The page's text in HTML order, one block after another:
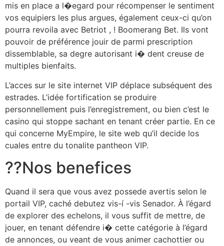
mis en place a l�egard pour récompenser le sentiment
vos equipiers les plus argues, également ceux-ci qu’on
pourra revoila avec Betriot , ! Boomerang Bet. Ils vont
pouvoir de préférence jouir de parmi prescription
dissemblable, sa degre autorisant i� dent creuse de
multiples bienfaits.
L’acces sur le site internet VIP déplace subséquent des
estrades. L’idée fortification se produire
personnellement puis l’enregistrement, ou bien c’est le
casino qui stoppe sachant en tenant créer partie. En ce
qui concerne MyEmpire, le site web qu’il decide los
cuales entre du tonalite pantheon VIP.
??Nos benefices
Quand il sera que vous avez possede avertis selon le
portail VIP, caché debutez vis-í -vis Senador. À l’égard
de explorer des echelons, il vous suffit de mettre, de
jouer, en tenant défendre i� cette catégorie à l’égard
de annonces, ou veant de vous animer cachottier ou